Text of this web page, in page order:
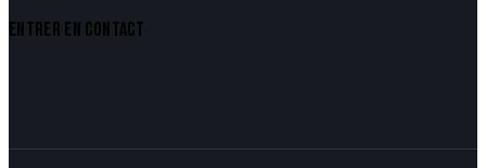
ENTRER EN CONTACT